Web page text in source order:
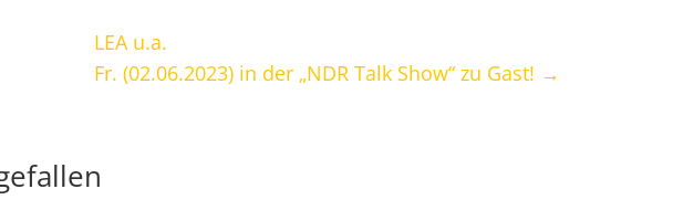
LEA u.a.
Fr. (02.06.2023) in der „NDR Talk Show“ zu Gast! →